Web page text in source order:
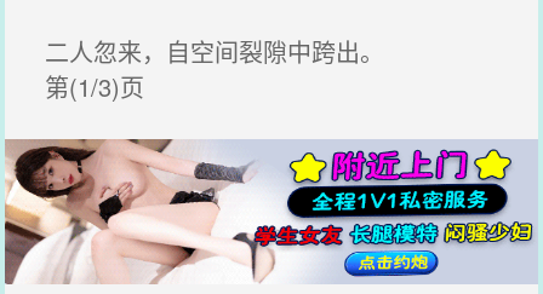
二人忽来，自空间裂隙中跨出。
第(1/3)页